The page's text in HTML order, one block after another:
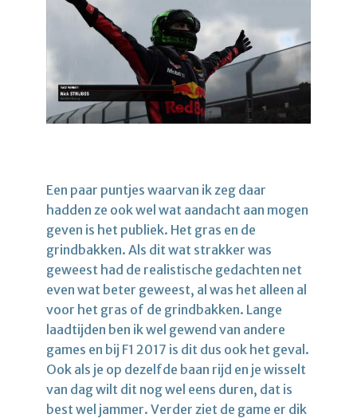
Een paar puntjes waarvan ik zeg daar
hadden ze ook wel wat aandacht aan mogen
geven is het publiek. Het gras en de
grindbakken. Als dit wat strakker was
geweest had de realistische gedachten net
even wat beter geweest, al was het alleen al
voor het gras of de grindbakken. Lange
laadtijden ben ik wel gewend van andere
games en bij F1 2017 is dit dus ook het geval.
Ook als je op dezelfde baan rijd en je wisselt
van dag wilt dit nog wel eens duren, dat is
best wel jammer. Verder ziet de game er dik